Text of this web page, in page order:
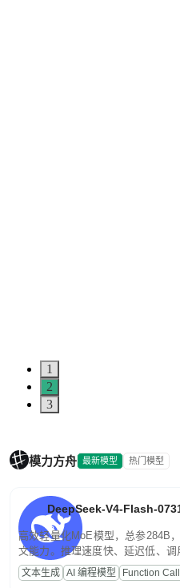
1
2
3
模力方舟 最新模型 热门模型
DeepSeek-V4-Flash-
高效轻量化MoE模型，总参284B
文能力。推理速度快、延迟低、
高并发、轻量化任务，适合日常对
文案处理等普惠刚需场景。
文本生成 AI 编程模型 Function